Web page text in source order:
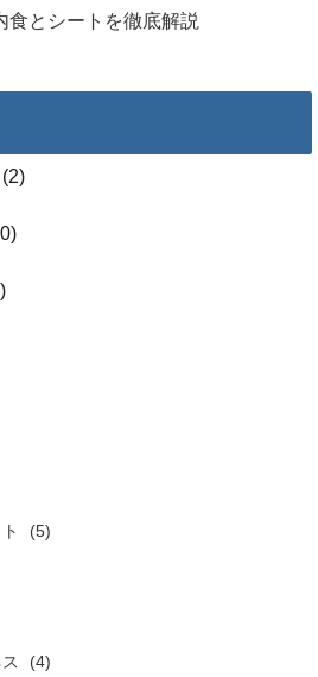
食とシートを徹底解説
(2)
(5)
(4)